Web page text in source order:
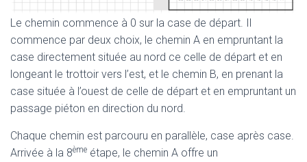
Le chemin commence à 0 sur la case de départ. Il
commence par deux choix, le chemin A en empruntant la
case directement située au nord ce celle de départ et en
longeant le trottoir vers l’est, et le chemin B, en prenant la
case située à l’ouest de celle de départ et en empruntant un
passage piéton en direction du nord.
Chaque chemin est parcouru en parallèle, case après case.
Arrivée à la 8ème étape, le chemin A offre un